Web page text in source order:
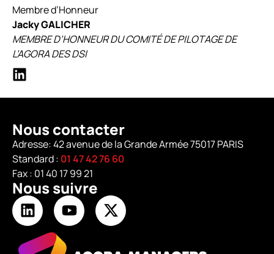
Membre d’Honneur
Jacky GALICHER
MEMBRE D’HONNEUR DU COMITÉ DE PILOTAGE DE
L’AGORA DES DSI
Nous contacter
Adresse: 42 avenue de la Grande Armée 75017 PARIS
Standard : 01 47 42 76 60
Fax : 01 40 17 99 21
Nous suivre